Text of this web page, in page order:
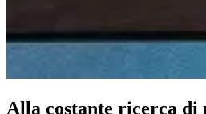
Alla costante ricerca di